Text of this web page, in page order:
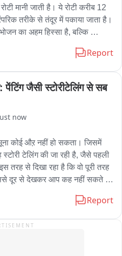
मानी जाती है। ये रोटी करीब 12
तरीके से तंदूर में पकाया जाता है।
का अहम हिस्सा है, बल्कि
जाती है।
Report
पेंटिंग जैसी स्टोरीटेलिंग से सब
now
कोई औऱ नहीं हो सकता। जिसमें
टेलिंग की जा रही है, जैसे पहली
तरह से दिखा रहा है कि वो पूरी तरह
दूर से देखकर आप कह नहीं सकते है
Report